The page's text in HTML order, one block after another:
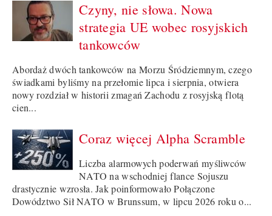
Czyny, nie słowa. Nowa
strategia UE wobec rosyjskich
tankowców
Abordaż dwóch tankowców na Morzu Śródziemnym, czego
świadkami byliśmy na przełomie lipca i sierpnia, otwiera
nowy rozdział w historii zmagań Zachodu z rosyjską flotą
cien...
Coraz więcej Alpha Scramble
Liczba alarmowych poderwań myśliwców
NATO na wschodniej flance Sojuszu
drastycznie wzrosła. Jak poinformowało Połączone
Dowództwo Sił NATO w Brunssum, w lipcu 2026 roku o...